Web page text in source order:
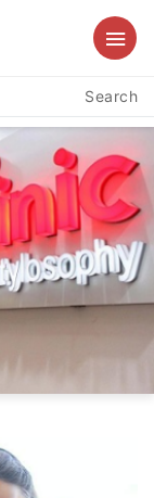
Search